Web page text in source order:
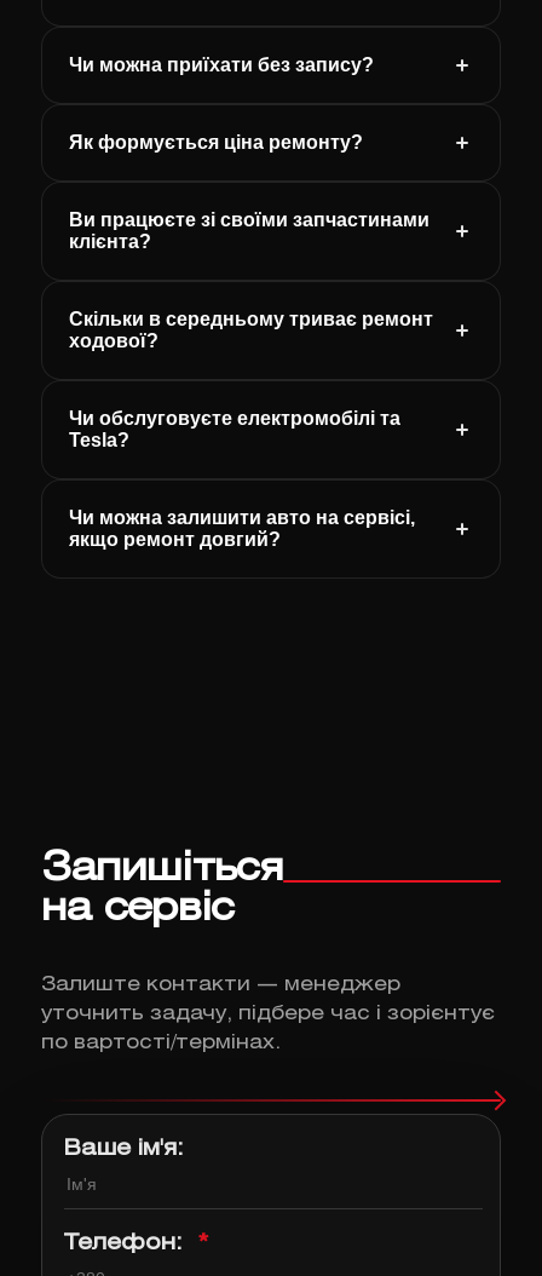
Чи можна приїхати без запису?
Як формується ціна ремонту?
Ви працюєте зі своїми запчастинами
клієнта?
Скільки в середньому триває ремонт
ходової?
Чи обслуговуєте електромобілі та
Tesla?
Чи можна залишити авто на сервісі,
якщо ремонт довгий?
Запишіться
на сервіс
Залиште контакти — менеджер
уточнить задачу, підбере час і зорієнтує
по вартості/термінах.
Ваше ім'я:
Телефон: *